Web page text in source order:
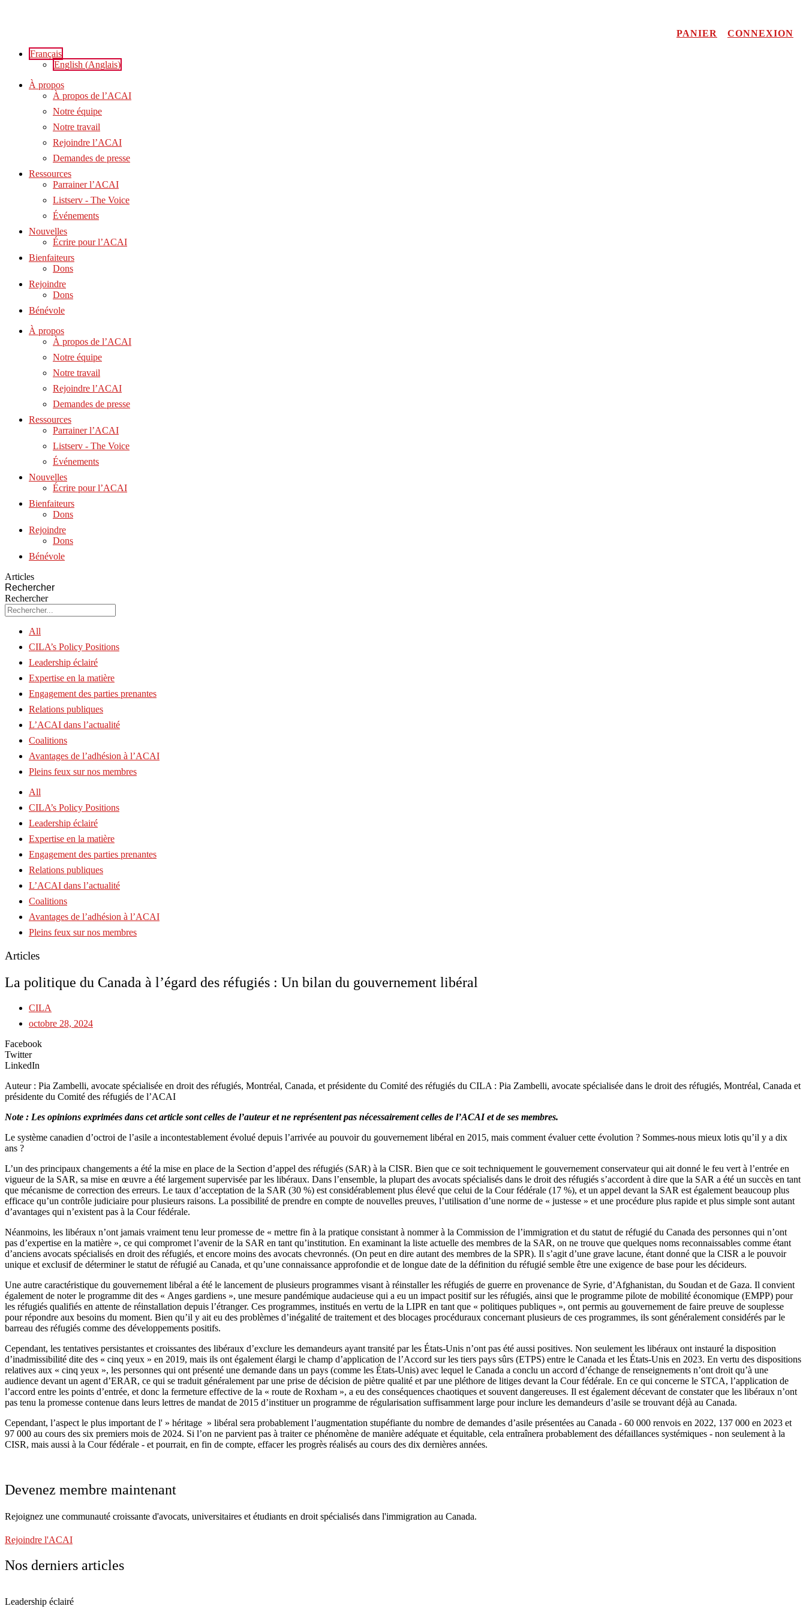
PANIER
CONNEXION
Français
English (Anglais)
À propos
À propos de l’ACAI
Notre équipe
Notre travail
Rejoindre l’ACAI
Demandes de presse
Ressources
Parrainer l’ACAI
Listserv - The Voice
Événements
Nouvelles
Écrire pour l’ACAI
Bienfaiteurs
Dons
Rejoindre
Dons
Bénévole
À propos
À propos de l’ACAI
Notre équipe
Notre travail
Rejoindre l’ACAI
Demandes de presse
Ressources
Parrainer l’ACAI
Listserv - The Voice
Événements
Nouvelles
Écrire pour l’ACAI
Bienfaiteurs
Dons
Rejoindre
Dons
Bénévole
Articles
Rechercher
Rechercher
All
CILA’s Policy Positions
Leadership éclairé
Expertise en la matière
Engagement des parties prenantes
Relations publiques
L’ACAI dans l’actualité
Coalitions
Avantages de l’adhésion à l’ACAI
Pleins feux sur nos membres
All
CILA’s Policy Positions
Leadership éclairé
Expertise en la matière
Engagement des parties prenantes
Relations publiques
L’ACAI dans l’actualité
Coalitions
Avantages de l’adhésion à l’ACAI
Pleins feux sur nos membres
Articles
La politique du Canada à l’égard des réfugiés : Un bilan du gouvernement libéral
CILA
octobre 28, 2024
Facebook
Twitter
LinkedIn
Auteur : Pia Zambelli, avocate spécialisée en droit des réfugiés, Montréal, Canada, et présidente du Comité des réfugiés du CILA : Pia Zambelli, avocate spécialisée dans le droit des réfugiés, Montréal, Canada et
présidente du Comité des réfugiés de l’ACAI
Note : Les opinions exprimées dans cet article sont celles de l’auteur et ne représentent pas nécessairement celles de l’ACAI et de ses membres.
Le système canadien d’octroi de l’asile a incontestablement évolué depuis l’arrivée au pouvoir du gouvernement libéral en 2015, mais comment évaluer cette évolution ? Sommes-nous mieux lotis qu’il y a dix
ans ?
L’un des principaux changements a été la mise en place de la Section d’appel des réfugiés (SAR) à la CISR. Bien que ce soit techniquement le gouvernement conservateur qui ait donné le feu vert à l’entrée en
vigueur de la SAR, sa mise en œuvre a été largement supervisée par les libéraux. Dans l’ensemble, la plupart des avocats spécialisés dans le droit des réfugiés s’accordent à dire que la SAR a été un succès en tant
que mécanisme de correction des erreurs. Le taux d’acceptation de la SAR (30 %) est considérablement plus élevé que celui de la Cour fédérale (17 %), et un appel devant la SAR est également beaucoup plus
efficace qu’un contrôle judiciaire pour plusieurs raisons. La possibilité de prendre en compte de nouvelles preuves, l’utilisation d’une norme de « justesse » et une procédure plus rapide et plus simple sont autant
d’avantages qui n’existent pas à la Cour fédérale.
Néanmoins, les libéraux n’ont jamais vraiment tenu leur promesse de « mettre fin à la pratique consistant à nommer à la Commission de l’immigration et du statut de réfugié du Canada des personnes qui n’ont
pas d’expertise en la matière », ce qui compromet l’avenir de la SAR en tant qu’institution. En examinant la liste actuelle des membres de la SAR, on ne trouve que quelques noms reconnaissables comme étant
d’anciens avocats spécialisés en droit des réfugiés, et encore moins des avocats chevronnés. (On peut en dire autant des membres de la SPR). Il s’agit d’une grave lacune, étant donné que la CISR a le pouvoir
unique et exclusif de déterminer le statut de réfugié au Canada, et qu’une connaissance approfondie et de longue date de la définition du réfugié semble être une exigence de base pour les décideurs.
Une autre caractéristique du gouvernement libéral a été le lancement de plusieurs programmes visant à réinstaller les réfugiés de guerre en provenance de Syrie, d’Afghanistan, du Soudan et de Gaza. Il convient
également de noter le programme dit des « Anges gardiens », une mesure pandémique audacieuse qui a eu un impact positif sur les réfugiés, ainsi que le programme pilote de mobilité économique (EMPP) pour
les réfugiés qualifiés en attente de réinstallation depuis l’étranger. Ces programmes, institués en vertu de la LIPR en tant que « politiques publiques », ont permis au gouvernement de faire preuve de souplesse
pour répondre aux besoins du moment. Bien qu’il y ait eu des problèmes d’inégalité de traitement et des blocages procéduraux concernant plusieurs de ces programmes, ils sont généralement considérés par le
barreau des réfugiés comme des développements positifs.
Cependant, les tentatives persistantes et croissantes des libéraux d’exclure les demandeurs ayant transité par les États-Unis n’ont pas été aussi positives. Non seulement les libéraux ont instauré la disposition
d’inadmissibilité dite des « cinq yeux » en 2019, mais ils ont également élargi le champ d’application de l’Accord sur les tiers pays sûrs (ETPS) entre le Canada et les États-Unis en 2023. En vertu des dispositions
relatives aux « cinq yeux », les personnes qui ont présenté une demande dans un pays (comme les États-Unis) avec lequel le Canada a conclu un accord d’échange de renseignements n’ont droit qu’à une
audience devant un agent d’ERAR, ce qui se traduit généralement par une prise de décision de piètre qualité et par une pléthore de litiges devant la Cour fédérale. En ce qui concerne le STCA, l’application de
l’accord entre les points d’entrée, et donc la fermeture effective de la « route de Roxham », a eu des conséquences chaotiques et souvent dangereuses. Il est également décevant de constater que les libéraux n’ont
pas tenu la promesse contenue dans leurs lettres de mandat de 2015 d’instituer un programme de régularisation suffisamment large pour inclure les demandeurs d’asile se trouvant déjà au Canada.
Cependant, l’aspect le plus important de l' » héritage » libéral sera probablement l’augmentation stupéfiante du nombre de demandes d’asile présentées au Canada - 60 000 renvois en 2022, 137 000 en 2023 et
97 000 au cours des six premiers mois de 2024. Si l’on ne parvient pas à traiter ce phénomène de manière adéquate et équitable, cela entraînera probablement des défaillances systémiques - non seulement à la
CISR, mais aussi à la Cour fédérale - et pourrait, en fin de compte, effacer les progrès réalisés au cours des dix dernières années.
Devenez membre maintenant
Rejoignez une communauté croissante d'avocats, universitaires et étudiants en droit spécialisés dans l'immigration au Canada.
Rejoindre l'ACAI
Nos derniers articles
Leadership éclairé